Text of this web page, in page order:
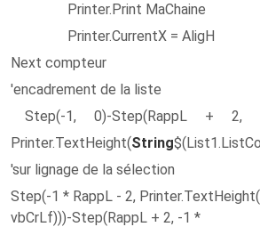
Printer.Print MaChaine
Printer.CurrentX = AligH
Next compteur
'encadrement de la liste
Step(-1, 0)-Step(RappL +
Printer.TextHeight(String
'sur lignage de la sélection
Step(-1 * RappL - 2, Printer.TextHeight(
vbCrLf)))-Step(RappL + 2, -1 *